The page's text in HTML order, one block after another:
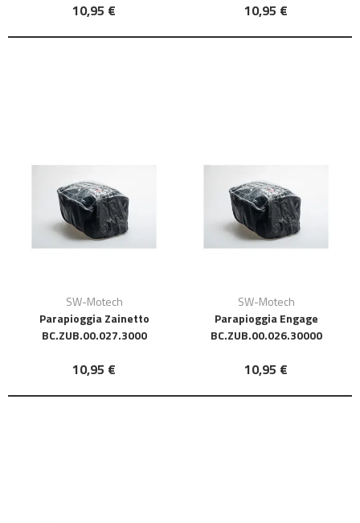
10,95 € 10,95 €
SW-Motech
Parapioggia Zainetto
BC.ZUB.00.027.3000
10,95 €
SW-Motech
Parapioggia Engage
BC.ZUB.00.026.30000
10,95 €